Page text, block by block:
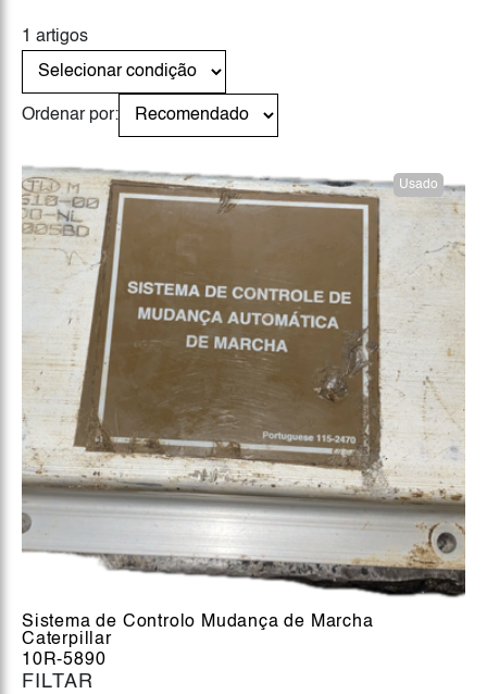
FILTAR
1 artigos
Ordenar por:
Usado
Sistema de Controlo Mudança de Marcha
Caterpillar
10R-5890